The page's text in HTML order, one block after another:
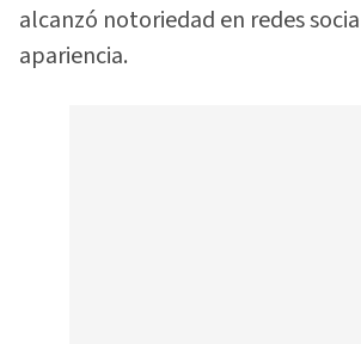
alcanzó notoriedad en redes
apariencia.